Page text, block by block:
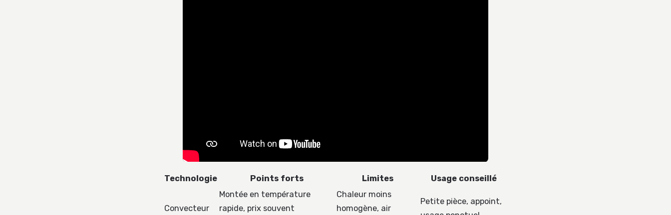
Technologie Points forts Limites Usage conseillé
Convecteur
Montée en température
rapide, prix souvent
Chaleur moins
homogène, air
Petite pièce, appoint,